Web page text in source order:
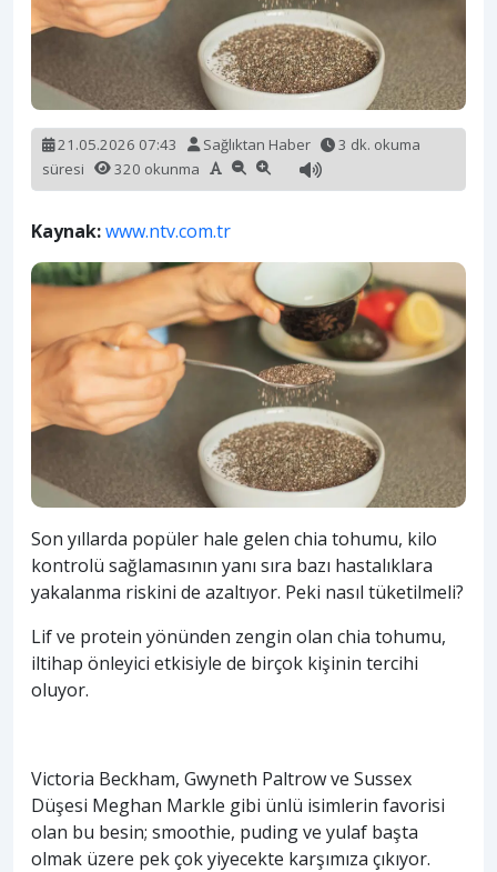
21.05.2026 07:43 Sağlıktan Haber
3 dk. okuma
süresi
320 okunma
Kaynak:www.ntv.com.tr
Son yıllarda popüler hale gelen chia tohumu, kilo
kontrolü sağlamasının yanı sıra bazı hastalıklara
yakalanma riskini de azaltıyor. Peki nasıl tüketilmeli?
Lif ve protein yönünden zengin olan chia tohumu,
iltihap önleyici etkisiyle de birçok kişinin tercihi
oluyor.
Victoria Beckham, Gwyneth Paltrow ve Sussex
Düşesi Meghan Markle gibi ünlü isimlerin favorisi
olan bu besin; smoothie, puding ve yulaf başta
olmak üzere pek çok yiyecekte karşımıza çıkıyor.